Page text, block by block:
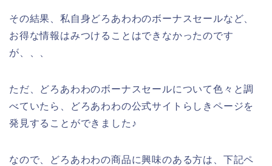
その結果、私自身どろあわわのボーナスセールなど、
お得な情報はみつけることはできなかったのです
が、、、
ただ、どろあわわのボーナスセールについて色々と調
べていたら、どろあわわの公式サイトらしきページを
発見することができました♪
なので、どろあわわの商品に興味のある方は、下記ペ